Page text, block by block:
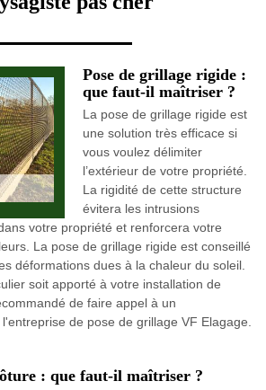
Pose de grillage rigide :
que faut-il maîtriser ?
La pose de grillage rigide est
une solution très efficace si
vous voulez délimiter
l’extérieur de votre propriété.
La rigidité de cette structure
évitera les intrusions
votre propriété et renforcera votre
La pose de grillage rigide est conseillé
déformations dues à la chaleur du soleil.
soit apporté à votre installation de
de faire appel à un
de pose de grillage VF Elagage.
: que faut-il maîtriser ?